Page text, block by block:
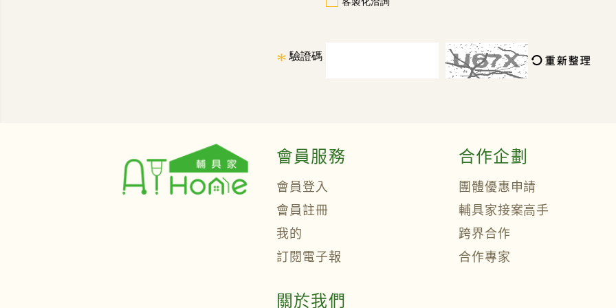
* 驗證碼
會員服務
會員登入
會員註冊
我的
訂閱電子報
合作企劃
團體優惠申請
輔具家接案高手
跨界合作
合作專家
關於我們